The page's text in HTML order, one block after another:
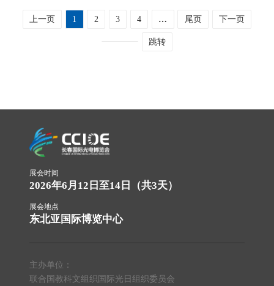
上一页 1 2 3 4 … 尾页 下一页
跳转
展会时间
2026年6月12日至14日（共3天）
展会地点
东北亚国际博览中心
主办单位：
联合国教科文组织国际光日组织委员会